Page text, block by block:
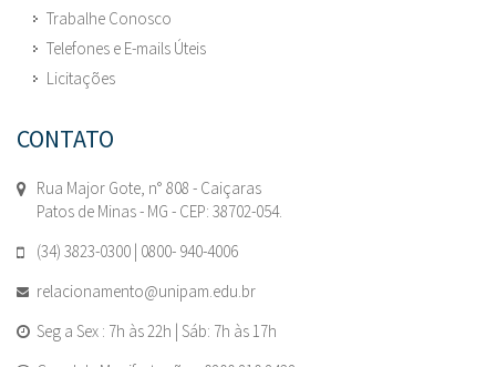
Trabalhe Conosco
Telefones e E-mails Úteis
Licitações
CONTATO
Rua Major Gote, n° 808 - Caiçaras
Patos de Minas - MG - CEP: 38702-054.
(34) 3823-0300 | 0800- 940-4006
relacionamento@unipam.edu.br
Seg a Sex : 7h às 22h | Sáb: 7h às 17h